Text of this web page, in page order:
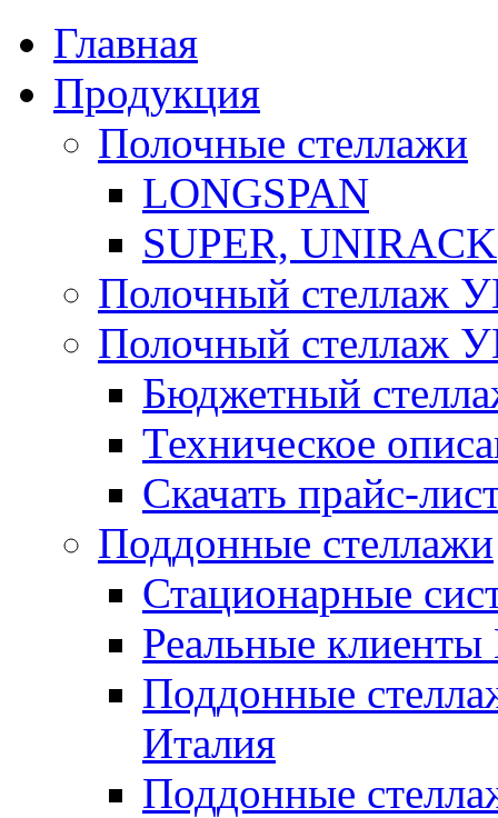
Главная
Продукция
Полочные стеллажи
LONGSPAN
SUPER, UNIRACK
Полочный стеллаж
Полочный стеллаж
Бюджетный
Техническое
Скачать прайс-
Поддонные стеллажи
Стационарные
Реальные
Поддонные
Италия
Поддонные